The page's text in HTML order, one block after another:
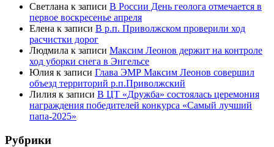
Светлана к записи В России День геолога отмечается в
первое воскресенье апреля
Елена к записи В р.п. Приволжском проверили ход
расчистки дорог
Людмила к записи Максим Леонов держит на контроле
ход уборки снега в Энгельсе
Юлия к записи Глава ЭМР Максим Леонов совершил
объезд территорий р.п.Приволжский
Лилия к записи В ЦТ «Дружба» состоялась церемония
награждения победителей конкурса «Самый лучший
папа-2025»
Рубрики